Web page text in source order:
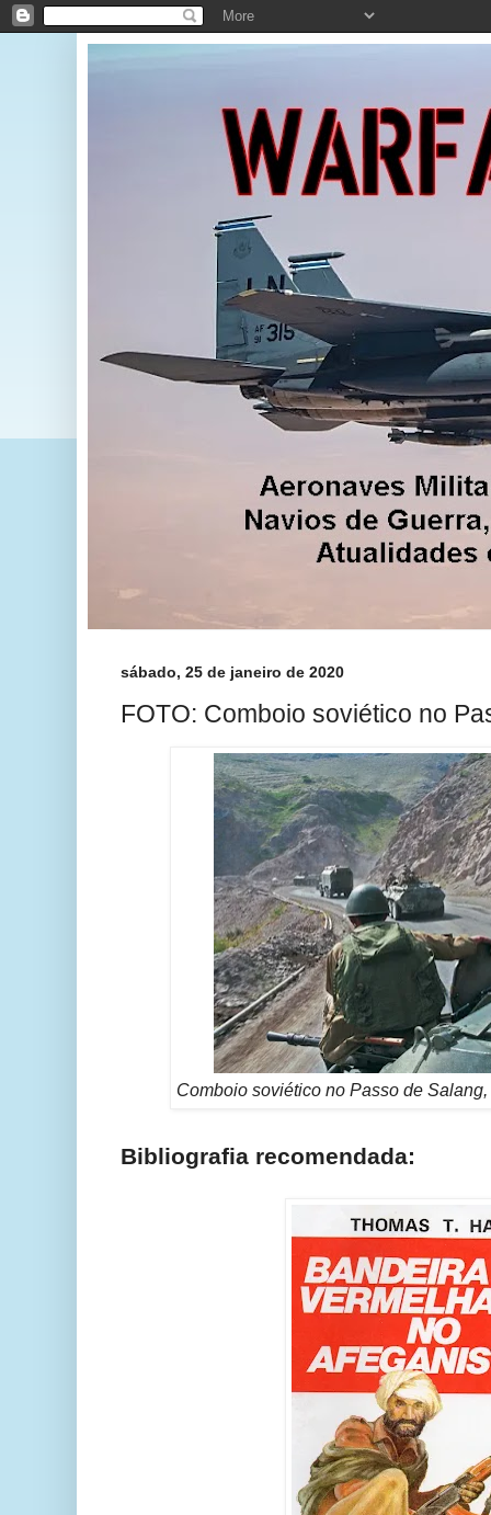
sábado, 25 de janeiro de 2020
FOTO: Comboio soviético no
Comboio soviético no Passo de
Bibliografia recomendada: